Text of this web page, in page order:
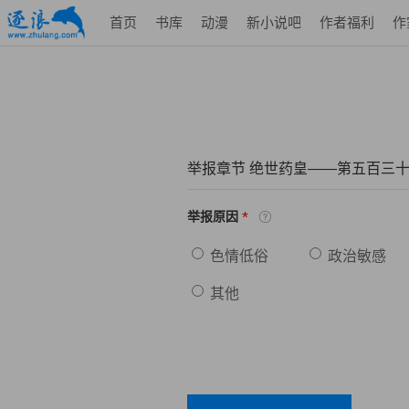
首页 书库 动漫 新小说吧 作者福利 作
举报章节 绝世药皇——第五百三
举报原因 *
色情低俗 政治敏感
其他